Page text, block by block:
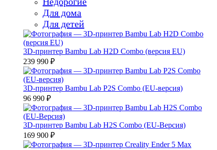
Для дома
Для детей
3D-принтер Bambu Lab H2D Combo (версия EU)
239 990 ₽
3D-принтер Bambu Lab P2S Combo (EU-версия)
96 990 ₽
3D-принтер Bambu Lab H2S Combo (EU-Версия)
169 900 ₽